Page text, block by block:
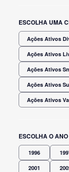
ESCOLHA UMA
Ações Ativos
Ações Ativos
Ações Ativos
Ações Ativos
Ações Ativos
ESCOLHA O ANO
1996
2001